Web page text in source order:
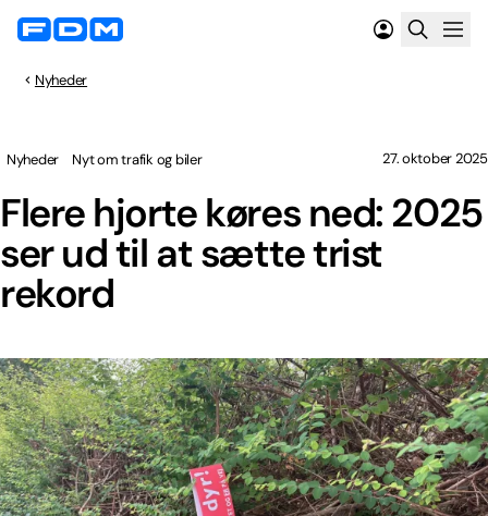
Nyheder
Flere hjorte køres ned: 2025
ser ud til at sætte trist
rekord
Nyheder Nyt om trafik og biler 27. oktober 2025